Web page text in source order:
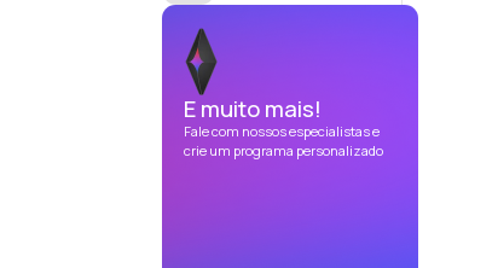
E muito mais!
Fale com nossos especialistas e
crie um programa personalizado